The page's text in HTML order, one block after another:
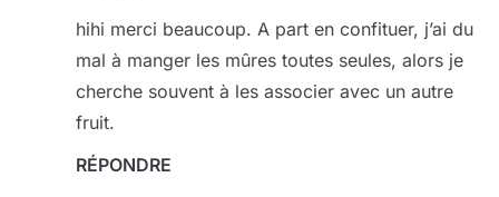
hihi merci beaucoup. A part en confituer, j’ai du
mal à manger les mûres toutes seules, alors je
cherche souvent à les associer avec un autre
fruit.
RÉPONDRE